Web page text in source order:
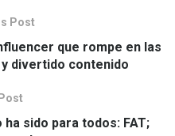
Post
que rompe en las
divertido contenido
sido para todos: FAT;